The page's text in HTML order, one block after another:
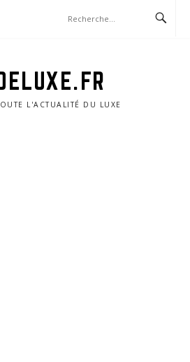
L'ACTUALITÉ DU LUXE